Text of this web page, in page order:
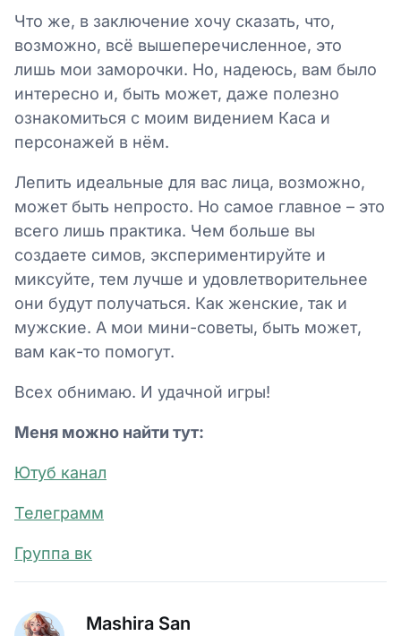
Что же, в заключение хочу сказать, что,
возможно, всё вышеперечисленное, это
лишь мои заморочки. Но, надеюсь, вам было
интересно и, быть может, даже полезно
ознакомиться с моим видением Каса и
персонажей в нём.
Лепить идеальные для вас лица, возможно,
может быть непросто. Но самое главное – это
всего лишь практика. Чем больше вы
создаете симов, экспериментируйте и
миксуйте, тем лучше и удовлетворительнее
они будут получаться. Как женские, так и
мужские. А мои мини-советы, быть может,
вам как-то помогут.
Всех обнимаю. И удачной игры!
Меня можно найти тут:
Ютуб канал
Телеграмм
Группа вк
Mashira San